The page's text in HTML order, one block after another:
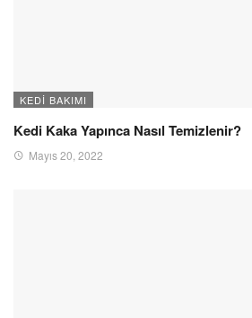
KEDI BAKIMI
Kedi Kaka Yapınca Nasıl Temizlenir?
Mayıs 20, 2022